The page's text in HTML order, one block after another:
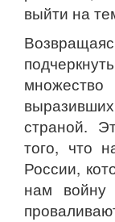
выйти на
страной.
того, что
России,
нам войну